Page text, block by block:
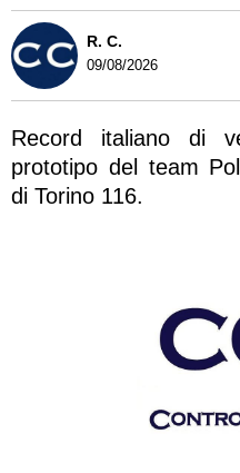
R. C.
09/08/2026
Record italiano di
prototipo del team
di Torino 116.